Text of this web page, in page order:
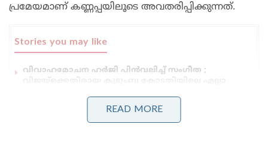
പ്രമേയമാണ് കണ്ണപ്പയിലൂടെ അവതരിപ്പിക്കുന്നത്.
Stories you may like
വിവാഹമോചന ഹർജി പിൻവലിച്ച് സംഗീത ;
വിജയ്ക്കെതിരായ കുടുംബ കോടതിയിലെ എല്ലാ
ഞാൻ പേളി മാണി; ഇഷ്ടനിറം കാവി;എനിക്ക്
അഭിപ്രായ സ്വാതന്ത്ര്യമുണ്ട് ; ക്രൂശിച്ച്‌ സോഷ്യൽ
READ MORE